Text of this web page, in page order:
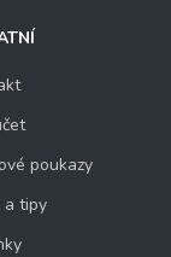
poukazy
a tipy